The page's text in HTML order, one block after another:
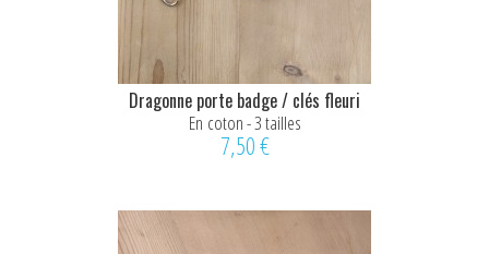
Dragonne porte badge / clés fleuri
En coton - 3 tailles
7,50 €